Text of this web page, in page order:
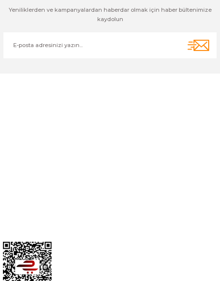
Yeniliklerden ve kampanyalardan haberdar olmak için haber bültenimize
kaydolun